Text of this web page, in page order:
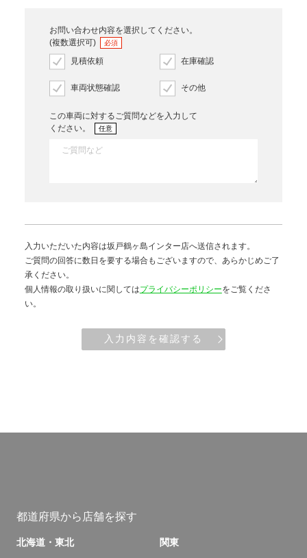
お問い合わせ内容を選択してください。
(複数選択可)
必須
見積依頼 在庫確認
車両状態確認 その他
この車両に対するご質問などを入力して
ください。
任意
入力いただいた内容は坂戸鶴ヶ島インター店へ送信されます。
ご質問の回答に数日を要する場合もございますので、あらかじめご了
承ください。
個人情報の取り扱いに関してはプライバシーポリシーをご覧くださ
い。
入力内容を確認する
都道府県から店舗を探す
北海道・東北 関東